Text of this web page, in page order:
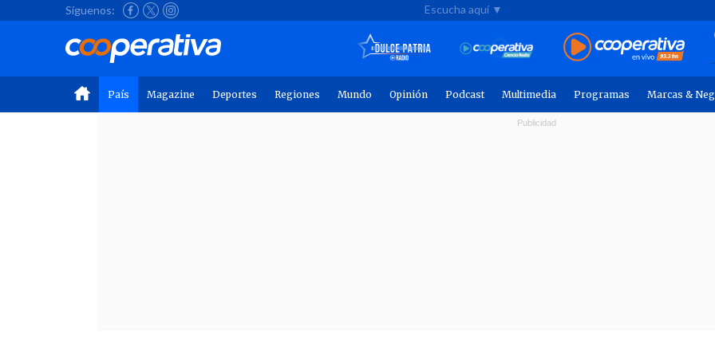
Síguenos: Escucha aquí ▼
País Magazine Deportes Regiones Mundo Opinión Podcast Multimedia Programas Marcas &